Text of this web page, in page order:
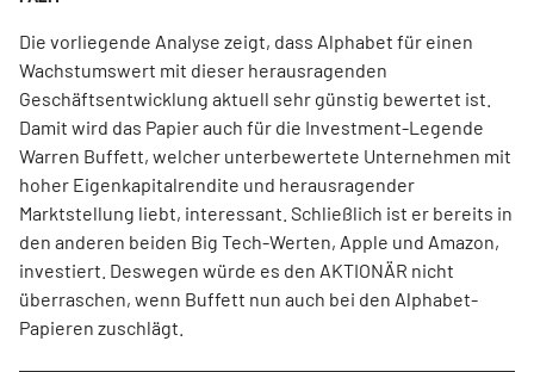
Die vorliegende Analyse zeigt, dass Alphabet für einen
Wachstumswert mit dieser herausragenden
Geschäftsentwicklung aktuell sehr günstig bewertet ist.
Damit wird das Papier auch für die Investment-Legende
Warren Buffett, welcher unterbewertete Unternehmen mit
hoher Eigenkapitalrendite und herausragender
Marktstellung liebt, interessant. Schließlich ist er bereits in
den anderen beiden Big Tech-Werten, Apple und Amazon,
investiert. Deswegen würde es den AKTIONÄR nicht
überraschen, wenn Buffett nun auch bei den Alphabet-
Papieren zuschlägt.